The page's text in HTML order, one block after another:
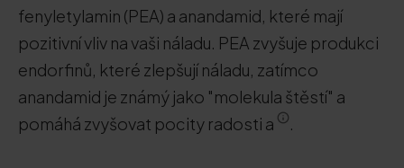
fenyletylamin (PEA) a anandamid, které mají
pozitivní vliv na vaši náladu. PEA zvyšuje produkci
endorfinů, které zlepšují náladu, zatímco
anandamid je známý jako "molekula štěstí" a
pomáhá zvyšovat pocity radosti a
.